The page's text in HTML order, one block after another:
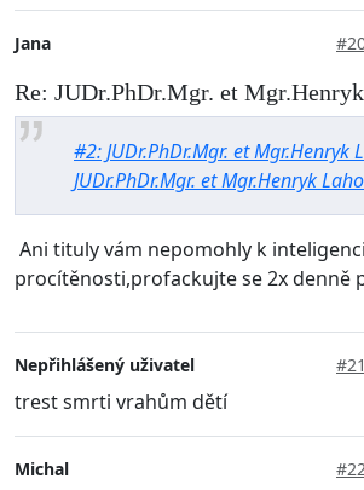
Jana
Re: JUDr.PhDr.Mgr. et
#2: JUDr.PhDr.Mgr. et Mgr.Henryk
JUDr.PhDr.Mgr. et Mgr.Henryk
Ani tituly vám nepomohly k
procítěnosti,profackujte se 2x denně
Nepřihlášený uživatel #21
trest smrti vrahům dětí
Michal #22